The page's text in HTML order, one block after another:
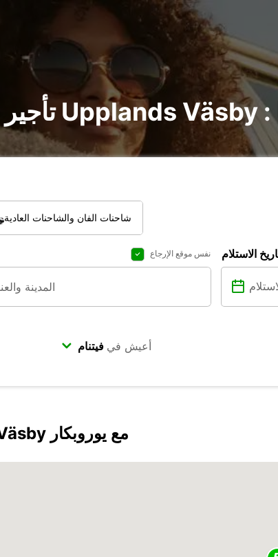
شاحنات الفان والشاحنات العادية
نفس موقع الإرجاع الاستلام
أعيش في
اكتشف Upplands Väsby مع يوروبكار